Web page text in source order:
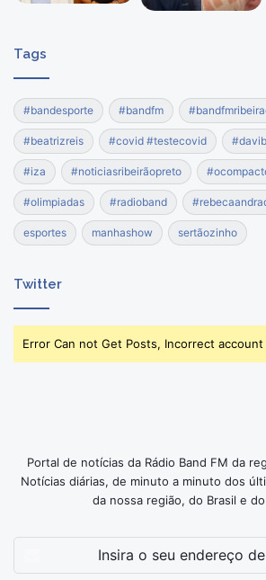
Tags
#bandesporte #bandfm
#beatrizreis #covid #testecovid
#iza #noticiasribeirãopreto
#olimpiadas #radioband
esportes manhashow sertãozinho
Twitter
Error Can not Get Posts, Incorrect
Portal de notícias da Rádio Band FM da
Notícias diárias, de minuto a minuto dos
da nossa região, do Brasil e